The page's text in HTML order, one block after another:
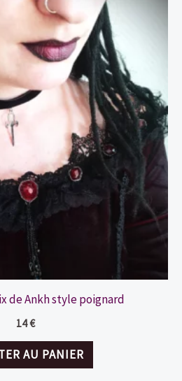
de Ankh style poignard
14€
AU PANIER